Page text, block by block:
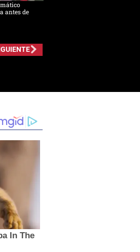
antes de
In The